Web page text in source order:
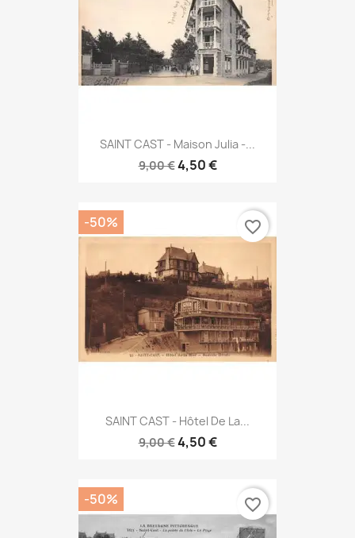
SAINT CAST - Maison Julia -...
9,00 €4,50 €
SAINT CAST - Hôtel De La...
9,00 €4,50 €
-50% favorite_border
-50% favorite_border